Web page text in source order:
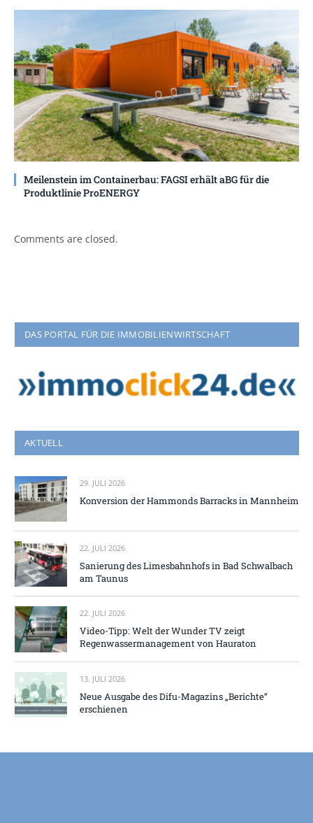
Meilenstein im Containerbau: FAGSI erhält aBG für die
Produktlinie ProENERGY
Comments are closed.
DAS PORTAL FÜR DIE IMMOBILIENWIRTSCHAFT
AKTUELL
29. JULI 2026
Konversion der Hammonds Barracks in Mannheim
22. JULI 2026
Sanierung des Limesbahnhofs in Bad Schwalbach
am Taunus
22. JULI 2026
Video-Tipp: Welt der Wunder TV zeigt
Regenwassermanagement von Hauraton
13. JULI 2026
Neue Ausgabe des Difu-Magazins „Berichte“
erschienen